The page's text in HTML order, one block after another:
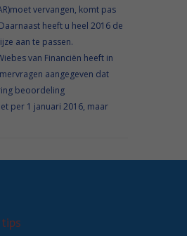
vervangen, komt pas
heeft u heel 2016 de
aan te passen.
van Financiën heeft in
aangegeven dat
beoordeling
per 1 januari 2016, maar